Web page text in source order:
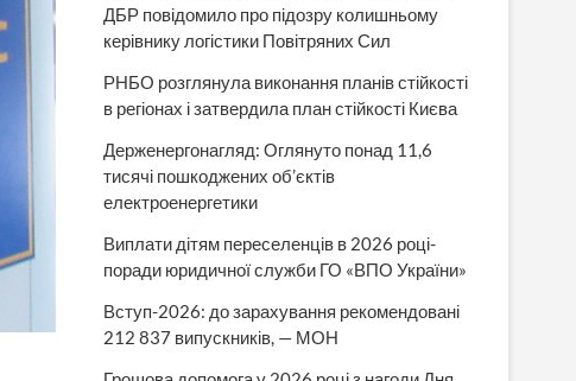
ДБР повідомило про підозру колишньому
керівнику логістики Повітряних Сил
РНБО розглянула виконання планів стійкості
в регіонах і затвердила план стійкості Києва
Держенергонагляд: Оглянуто понад 11,6
тисячі пошкоджених об’єктів
електроенергетики
Виплати дітям переселенців в 2026 році-
поради юридичної служби ГО «ВПО України»
Вступ-2026: до зарахування рекомендовані
212 837 випускників, — МОН